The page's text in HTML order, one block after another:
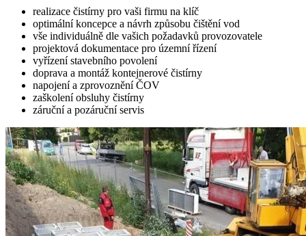
realizace čistírny pro vaši firmu na klíč
optimální koncepce a návrh způsobu čištění vod
vše individuálně dle vašich požadavků provozovatele
projektová dokumentace pro územní řízení
vyřízení stavebního povolení
doprava a montáž kontejnerové čistírny
napojení a zprovoznění ČOV
zaškolení obsluhy čistírny
záruční a pozáruční servis
Cenová nabídka Domácí čističky
Odeslat
Powered by chaterimo